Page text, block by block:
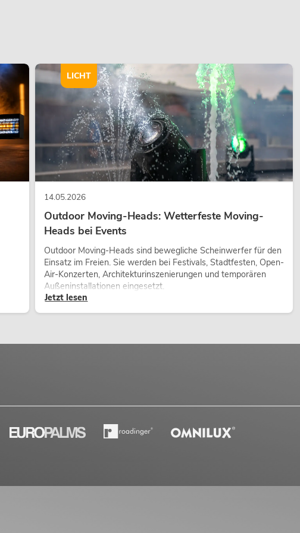
14.05.2026
Outdoor Moving-Heads: Wetterfeste Moving-
Heads bei Events
Outdoor Moving-Heads sind bewegliche Scheinwerfer für den
Einsatz im Freien. Sie werden bei Festivals, Stadtfesten, Open-
Air-Konzerten, Architekturinszenierungen und temporären
Außeninstallationen eingesetzt.
Jetzt lesen
LICHT